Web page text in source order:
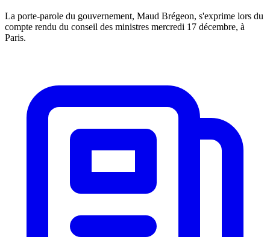
La porte-parole du gouvernement, Maud Brégeon, s'exprime lors du
compte rendu du conseil des ministres mercredi 17 décembre, à
Paris.